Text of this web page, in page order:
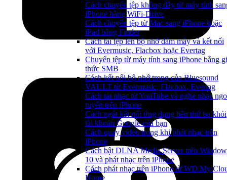
Cách chuyển tệp không dây từ máy tính
iPhone bằng WiFi-Drive
Cách chuyển tệp từ Mac sang iPhone hoặc
iPad bằng Finder
Cách tải tệp lên bộ nhớ đám mây và kết nối
với Evermusic, Flacbox hoặc Evertag
Chuyển tệp từ máy tính sang iPhone bằng
thức SMB
Cách kết nối bộ nhớ trong của Bluesound
VAULT từ Evermusic, Flacbox, Evertag
Cách tải nhạc từ YouTube và nghe nhạc
tuyến trên iPhone
Cách ngắt kết nối ứng dụng bên thứ ba khỏi
tài khoản Google của bạn
Cách quay video trong khi phát nhạc trên
iPhone
Cách bật DLNA Media Server trên
10 và phát nhạc trên iPhone
Cách phát nhạc trên iPhone từ WD My
Home